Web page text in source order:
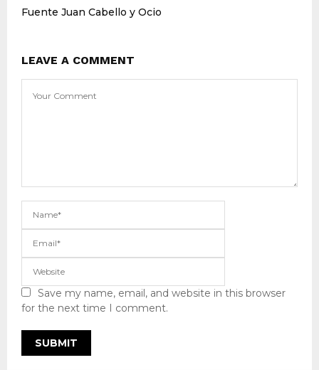
Fuente Juan Cabello y Ocio
LEAVE A COMMENT
Save my name, email, and website in this browser
for the next time I comment.